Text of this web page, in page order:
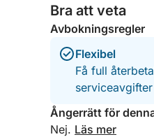
Bra att veta
Avbokningsregler
Flexibel
Få full
Ångerrätt för
Nej. Läs mer